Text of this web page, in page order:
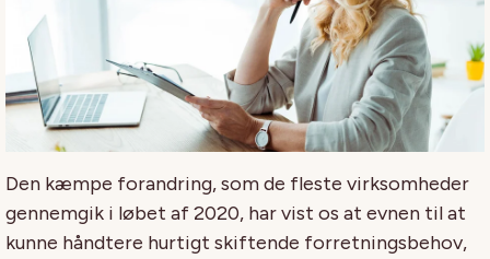
Den kæmpe forandring, som de fleste virksomheder
gennemgik i løbet af 2020, har vist os at evnen til at
kunne håndtere hurtigt skiftende forretningsbehov,